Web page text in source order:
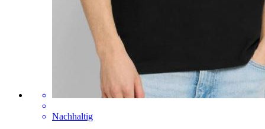
Nachhaltig